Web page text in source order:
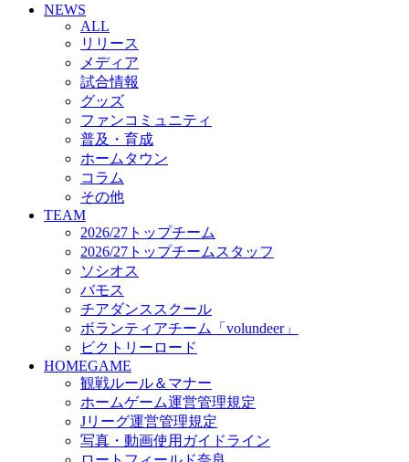
ボランティアチーム「volundeer」
ビクトリーロード
HOMEGAME
観戦ルール＆マナー
ホームゲーム運営管理規定
Jリーグ運営管理規定
写真・動画使用ガイドライン
ロートフィールド奈良
SCHEDULE
2026/27
練習見学時のファンサービスについて
TICKET
奈良クラブ明治安田J3リーグ2026/27シーズン試
合観戦チケット
奈良クラブ明治安田Ｊ3リーグ 2026/27シーズン
「鹿パス」
観戦ルール＆マナー
FANCOMMUNITY
2026/27ファンコミュニティ
サポートショップ
GOODS
オフィシャルストア（実店舗）
オンラインストア
ACADEMY
アカデミーについて
NEWS
ALL
リリース
メディア
試合情報
グッズ
ファンコミュニティ
普及・育成
ホームタウン
コラム
その他
TEAM
2026/27トップチーム
2026/27トップチームスタッフ
ソシオス
バモス
チアダンススクール
ボランティアチーム「volundeer」
ビクトリーロード
HOMEGAME
観戦ルール＆マナー
ホームゲーム運営管理規定
Jリーグ運営管理規定
写真・動画使用ガイドライン